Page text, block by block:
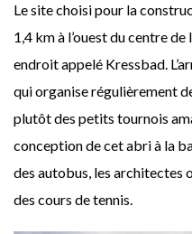
Le site choisi pour la
1,4 km à l’ouest du centre
endroit appelé Kressbad.
qui organise régulièrement
plutôt des petits tournois
conception de cet abri à la
des autobus, les architectes
des cours de tennis.